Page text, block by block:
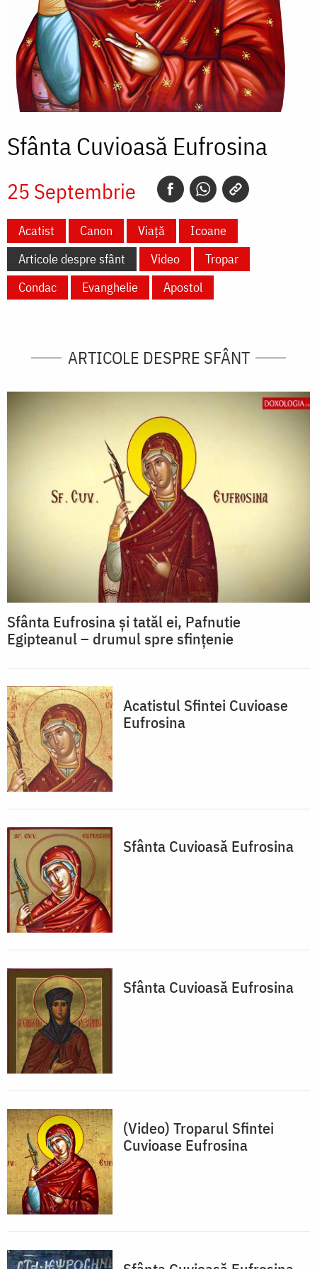
Sfânta Cuvioasă Eufrosina
25 Septembrie
Acatist Canon Viață
Icoane
Articole despre sfânt
Video
Tropar
Condac
Evanghelie Apostol
ARTICOLE DESPRE SFÂNT
Sfânta Eufrosina și tatăl ei, Pafnutie
Egipteanul – drumul spre sfințenie
Acatistul Sfintei Cuvioase
Eufrosina
Sfânta Cuvioasă Eufrosina
Sfânta Cuvioasă Eufrosina
(Video) Troparul Sfintei
Cuvioase Eufrosina